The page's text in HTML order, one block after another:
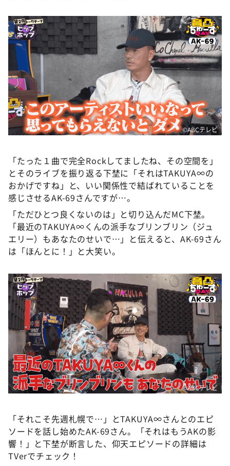
©ABCテレビ
「たった１曲で完全Rockしてましたね、その空間を」
とそのライブを振り返る下埜に「それはTAKUYA∞の
おかげですね」と、いい関係性で結ばれていることを
感じさせるAK-69さんですが…。
「ただひとつ良くないのは」と切り込んだMC下埜。
「最近のTAKUYA∞くんの派手なブリンブリン（ジュ
エリー）もあなたのせいで…」と伝えると、AK-69さん
は「ほんとに！」と大笑い。
©ABCテレビ
「それこそ先週札幌で…」とTAKUYA∞さんとのエピ
ソードを話し始めたAK-69さん。「それはもうAKの影
響！」と下埜が断言した、仰天エピソードの詳細は
TVerでチェック！